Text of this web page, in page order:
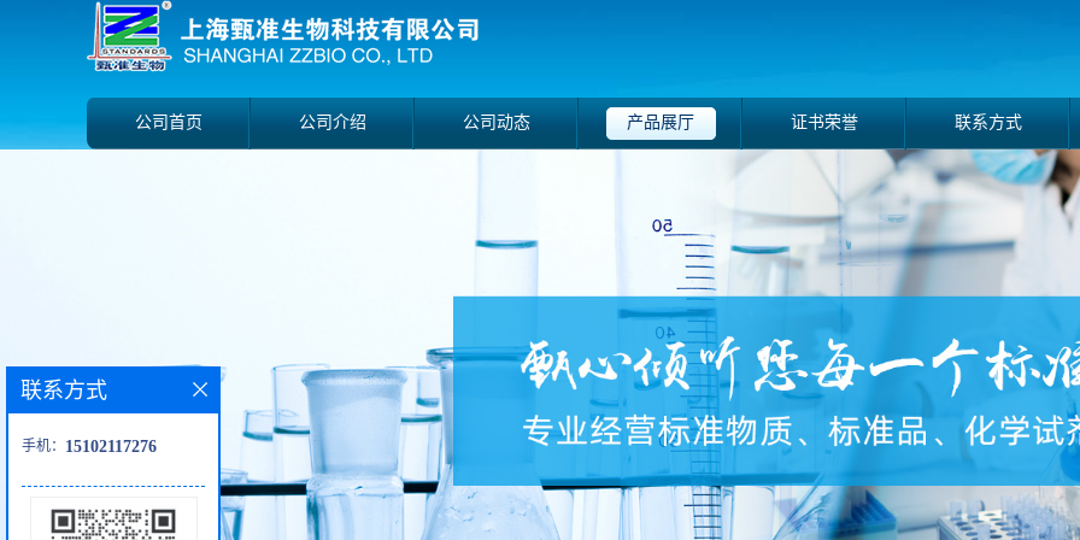
公司首页 公司介绍 公司动态 产品展厅 证书荣誉 联系方式
联系方式
手机： 15102117276